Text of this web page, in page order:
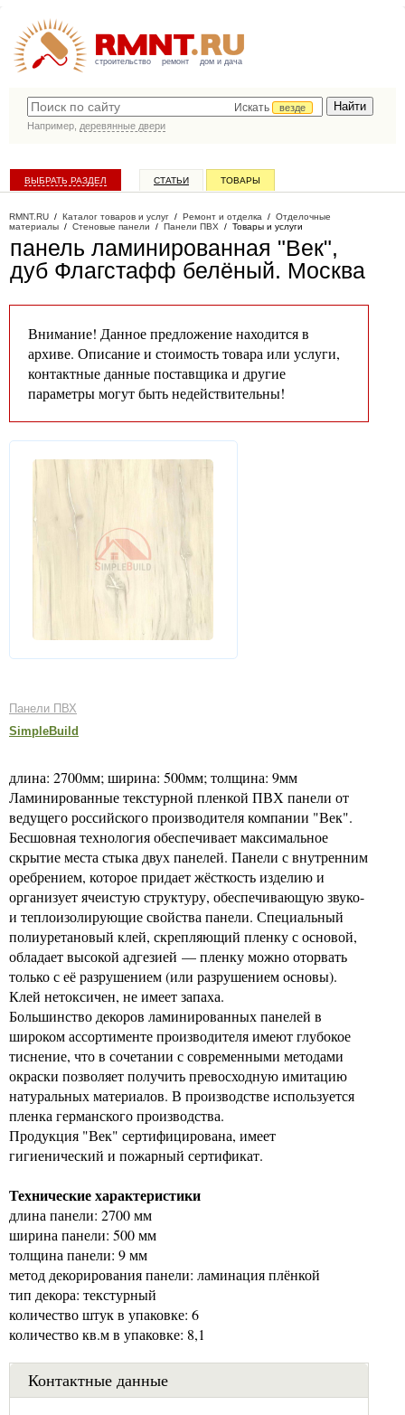
строительство ремонт дом и дача
Искать
везде
Например, деревянные двери
ВЫБРАТЬ РАЗДЕЛ СТАТЬИ ТОВАРЫ
RMNT.RU / Каталог товаров и услуг / Ремонт и отделка / Отделочные
материалы / Стеновые панели / Панели ПВХ / Товары и услуги
панель ламинированная "Век",
дуб Флагстафф белёный. Москва
Внимание! Данное предложение находится в
архиве. Описание и стоимость товара или услуги,
контактные данные поставщика и другие
параметры могут быть недействительны!
Панели ПВХ
SimpleBuild
длина: 2700мм; ширина: 500мм; толщина: 9мм
Ламинированные текстурной пленкой ПВХ панели от
ведущего российского производителя компании "Век".
Бесшовная технология обеспечивает максимальное
скрытие места стыка двух панелей. Панели с внутренним
оребрением, которое придает жёсткость изделию и
организует ячеистую структуру, обеспечивающую звуко-
и теплоизолирующие свойства панели. Специальный
полиуретановый клей, скрепляющий пленку с основой,
обладает высокой адгезией — пленку можно оторвать
только с её разрушением (или разрушением основы).
Клей нетоксичен, не имеет запаха.
Большинство декоров ламинированных панелей в
широком ассортименте производителя имеют глубокое
тиснение, что в сочетании с современными методами
окраски позволяет получить превосходную имитацию
натуральных материалов. В производстве используется
пленка германского производства.
Продукция "Век" сертифицирована, имеет
гигиенический и пожарный сертификат.
Технические характеристики
длина панели: 2700 мм
ширина панели: 500 мм
толщина панели: 9 мм
метод декорирования панели: ламинация плёнкой
тип декора: текстурный
количество штук в упаковке: 6
количество кв.м в упаковке: 8,1
Контактные данные